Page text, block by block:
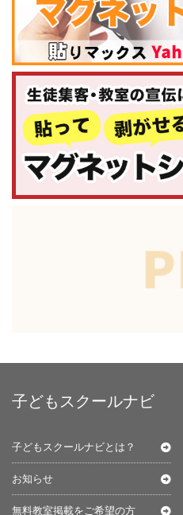
子どもスクールナビ
子どもスクールナビとは？
お知らせ
無料教室掲載をご希望の方